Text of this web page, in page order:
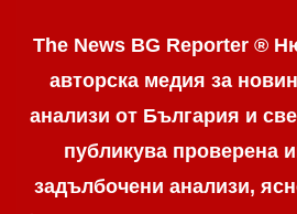
The News BG Reporter ®
авторска медия за
анализи от България и
публикува проверена
задълбочени анализи,